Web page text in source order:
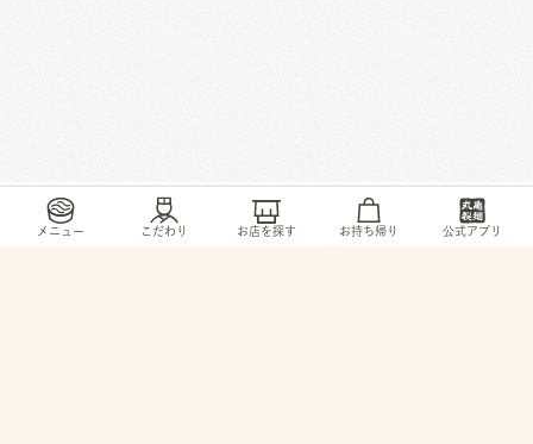
メニュー こだわり お店を探す お持ち帰り 公式アプリ
トップ / お店・ サービス / 知多郡 東浦町大字緒川字下出口7-1